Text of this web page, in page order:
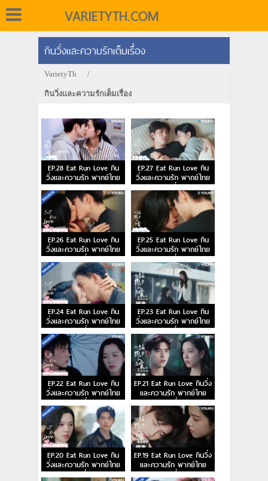
VARIETYTH.COM
กินวิ่งและความรักเต็มเรื่อง
VarietyTh /
กินวิ่งและความรักเต็มเรื่อง
EP.28 Eat Run Love กิน
วิ่งและความรัก พากย์ไทย
ตอนจบ
EP.27 Eat Run Love กิน
วิ่งและความรัก พากย์ไทย
ตอนที่ 27
EP.26 Eat Run Love กิน
วิ่งและความรัก พากย์ไทย
ตอนที่ 26
EP.25 Eat Run Love กิน
วิ่งและความรัก พากย์ไทย
ตอนที่ 25
EP.24 Eat Run Love กิน
วิ่งและความรัก พากย์ไทย
ตอนที่ 24
EP.23 Eat Run Love กิน
วิ่งและความรัก พากย์ไทย
ตอนที่ 23
EP.22 Eat Run Love กิน
วิ่งและความรัก พากย์ไทย
ตอนที่ 22
EP.21 Eat Run Love กินวิ่ง
และความรัก พากย์ไทย
ตอนที่ 21
EP.20 Eat Run Love กิน
วิ่งและความรัก พากย์ไทย
ตอนที่ 20
EP.19 Eat Run Love กินวิ่ง
และความรัก พากย์ไทย
ตอนที่ 19